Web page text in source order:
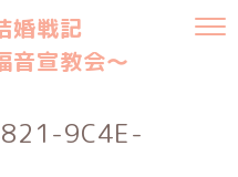
婚戦記
音宣教会〜
9C4E-